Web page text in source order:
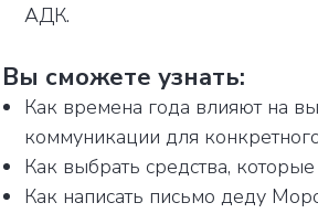
АДК.
Вы сможете узнать:
Как времена года влияют на
коммуникации для
Как выбрать средства,
Как написать письмо деду